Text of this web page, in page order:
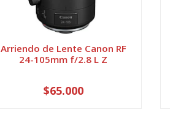
Arriendo de Lente Canon RF
24-105mm f/2.8 L Z
$65.000